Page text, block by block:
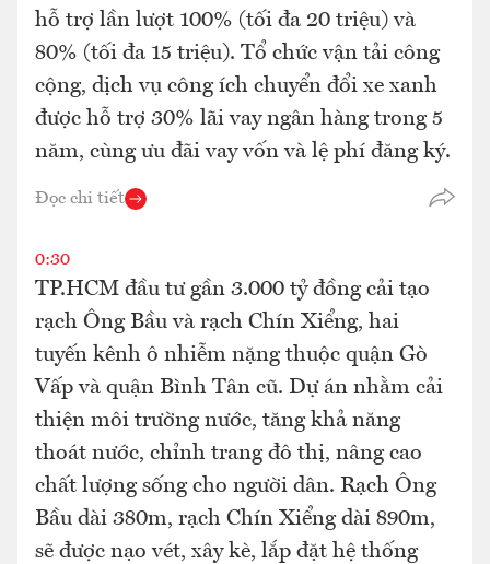
hỗ trợ lần lượt 100% (tối đa 20 triệu) và
80% (tối đa 15 triệu). Tổ chức vận tải công
cộng, dịch vụ công ích chuyển đổi xe xanh
được hỗ trợ 30% lãi vay ngân hàng trong 5
năm, cùng ưu đãi vay vốn và lệ phí đăng ký.
Đọc chi tiết
0:30
TP.HCM đầu tư gần 3.000 tỷ đồng cải tạo
rạch Ông Bầu và rạch Chín Xiểng, hai
tuyến kênh ô nhiễm nặng thuộc quận Gò
Vấp và quận Bình Tân cũ. Dự án nhằm cải
thiện môi trường nước, tăng khả năng
thoát nước, chỉnh trang đô thị, nâng cao
chất lượng sống cho người dân. Rạch Ông
Bầu dài 380m, rạch Chín Xiểng dài 890m,
sẽ được nạo vét, xây kè, lắp đặt hệ thống